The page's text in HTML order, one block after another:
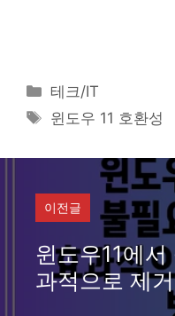
카
테
리
테크/IT
태
윈도우 11 호환성
이전글
윈도우11에
과적으로 제